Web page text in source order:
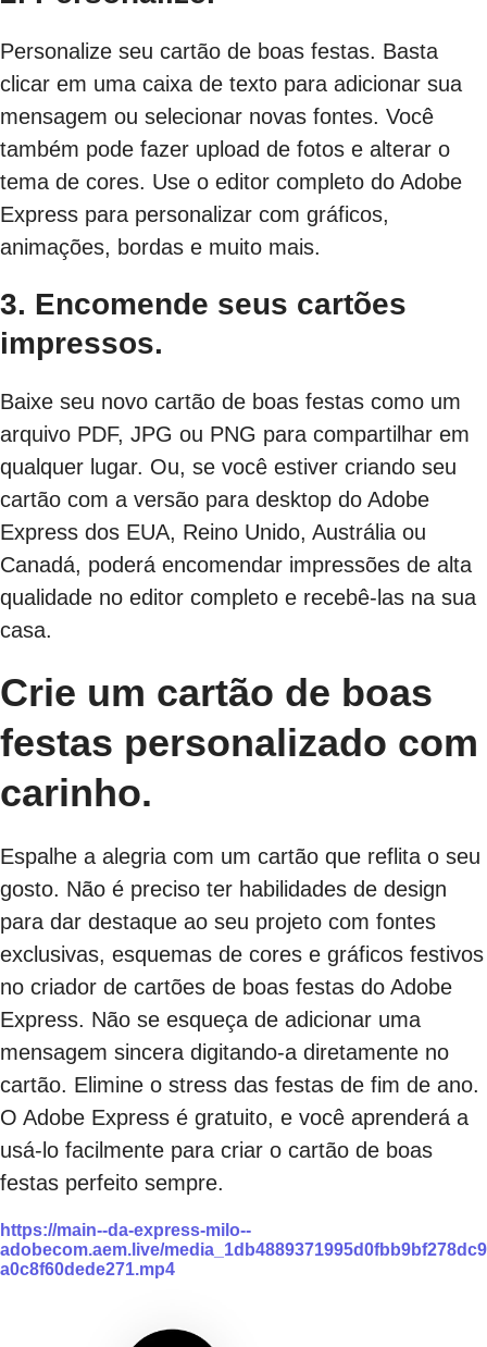
Personalize seu cartão de boas festas. Basta
clicar em uma caixa de texto para adicionar sua
mensagem ou selecionar novas fontes. Você
também pode fazer upload de fotos e alterar o
tema de cores. Use o editor completo do Adobe
Express para personalizar com gráficos,
animações, bordas e muito mais.
3. Encomende seus cartões
impressos.
Baixe seu novo cartão de boas festas como um
arquivo PDF, JPG ou PNG para compartilhar em
qualquer lugar. Ou, se você estiver criando seu
cartão com a versão para desktop do Adobe
Express dos EUA, Reino Unido, Austrália ou
Canadá, poderá encomendar impressões de alta
qualidade no editor completo e recebê-las na sua
casa.
Crie um cartão de boas
festas personalizado com
carinho.
Espalhe a alegria com um cartão que reflita o seu
gosto. Não é preciso ter habilidades de design
para dar destaque ao seu projeto com fontes
exclusivas, esquemas de cores e gráficos festivos
no criador de cartões de boas festas do Adobe
Express. Não se esqueça de adicionar uma
mensagem sincera digitando-a diretamente no
cartão. Elimine o stress das festas de fim de ano.
O Adobe Express é gratuito, e você aprenderá a
usá-lo facilmente para criar o cartão de boas
festas perfeito sempre.
https://main--da-express-milo--
adobecom.aem.live/media_1db4889371995d0fbb9bf278dc9
a0c8f60dede271.mp4